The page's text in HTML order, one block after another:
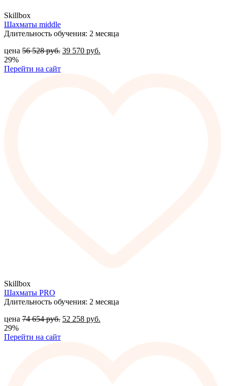
Skillbox
Шахматы middle
Длительность обучения: 2 месяца
цена 56 528руб. 39 570 руб.
29%
Перейти на сайт
Skillbox
Шахматы PRO
Длительность обучения: 2 месяца
цена 74 654руб. 52 258 руб.
29%
Перейти на сайт